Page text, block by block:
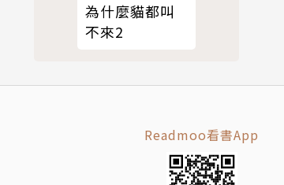
為什麼貓都叫
不來2
Readmoo看書App